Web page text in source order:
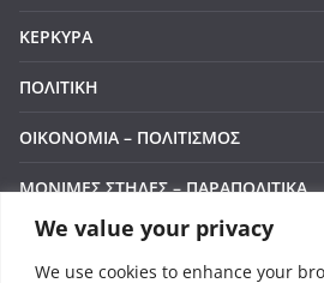
We value your privacy
We use cookies to enhance your
Manage Cookie
ΚΕΡΚΥΡΑ
ΠΟΛΙΤΙΚΗ
ΟΙΚΟΝΟΜΙΑ – ΠΟΛΙΤΙΣΜΟΣ
ΜΟΝΙΜΕΣ ΣΤΗΛΕΣ – ΠΑΡΑΠΟΛΙΤΙΚΑ
ΒΙΝΤΕΟ